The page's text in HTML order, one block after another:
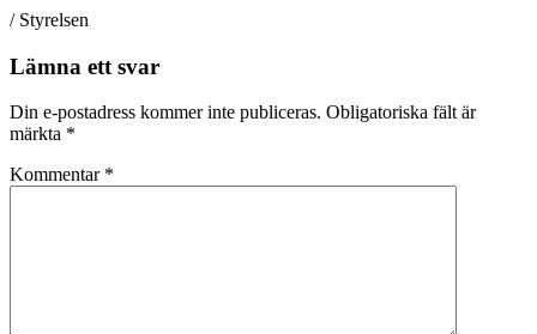
/ Styrelsen
Lämna ett svar
Din e-postadress kommer inte publiceras. Obligatoriska fält är
märkta *
Kommentar *